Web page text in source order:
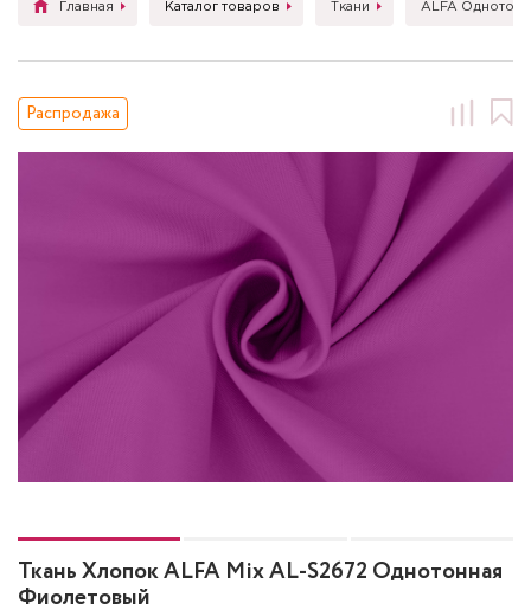
Главная Каталог товаров Ткани ALFA
Ткань Хлопок ALFA Mix AL-S2672 Однотонная
Фиолетовый
Распродажа